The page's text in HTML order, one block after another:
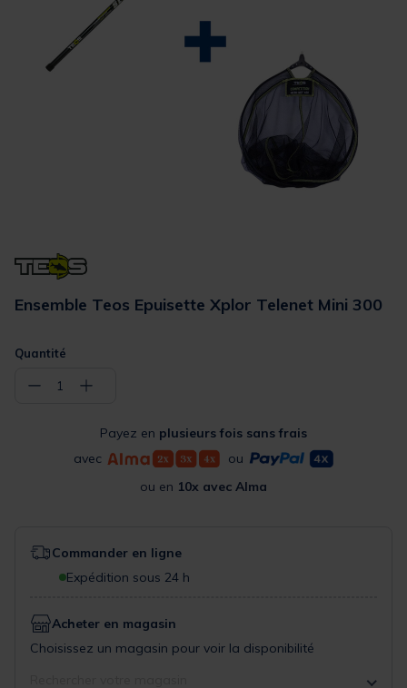
Ensemble Teos Epuisette Xplor Telenet Mini 300
Quantité
− 1 +
Payez en plusieurs fois sans frais
avec
ou
ou en 10x avec Alma
Commander en ligne
Expédition sous 24 h
Acheter en magasin
Choisissez un magasin pour voir la disponibilité